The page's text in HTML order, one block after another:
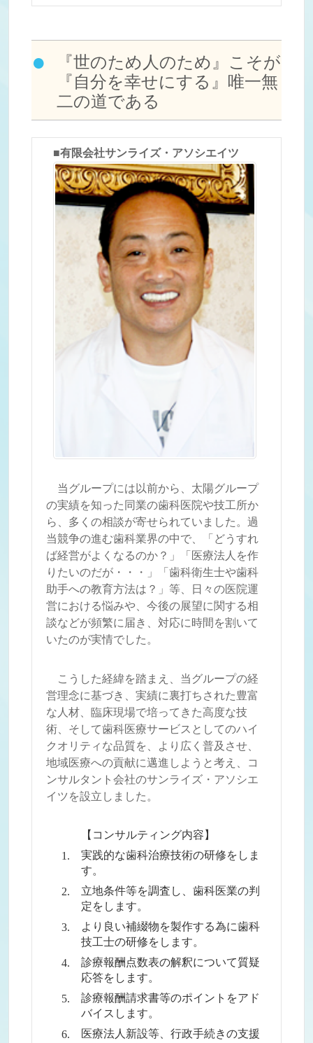
『世のため人のため』こそが
『自分を幸せにする』唯一無
二の道である
■有限会社サンライズ・アソシエイツ
当グループには以前から、太陽グループ
の実績を知った同業の歯科医院や技工所か
ら、多くの相談が寄せられていました。過
当競争の進む歯科業界の中で、「どうすれ
ば経営がよくなるのか？」「医療法人を作
りたいのだが・・・」「歯科衛生士や歯科
助手への教育方法は？」等、日々の医院運
営における悩みや、今後の展望に関する相
談などが頻繁に届き、対応に時間を割いて
いたのが実情でした。
こうした経緯を踏まえ、当グループの経
営理念に基づき、実績に裏打ちされた豊富
な人材、臨床現場で培ってきた高度な技
術、そして歯科医療サービスとしてのハイ
クオリティな品質を、より広く普及させ、
地域医療への貢献に邁進しようと考え、コ
ンサルタント会社のサンライズ・アソシエ
イツを設立しました。
【コンサルティング内容】
実践的な歯科治療技術の研修をしま
す。
立地条件等を調査し、歯科医業の判
定をします。
より良い補綴物を製作する為に歯科
技工士の研修をします。
診療報酬点数表の解釈について質疑
応答をします。
診療報酬請求書等のポイントをアド
バイスします。
医療法人新設等、行政手続きの支援